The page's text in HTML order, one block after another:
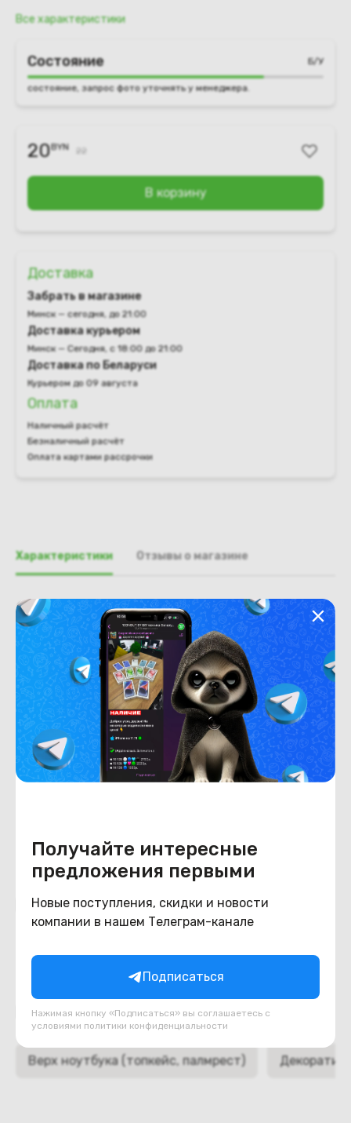
Получайте интересные
предложения первыми
Новые поступления, скидки и новости
компании в нашем Телеграм-канале
Подписаться
Нажимая кнопку «Подписаться» вы соглашаетесь с
условиями политики конфиденциальности
Все характеристики
Состояние Б/У
состояние, запрос фото уточнять у менеджера.
20BYN
В корзину
Доставка
Забрать в магазине
Минск — сегодня, до 21:00
Доставка курьером
Минск — Сегодня, с 18:00 до 21:00
Доставка по Беларуси
Курьером до 09 августа
Оплата
Наличный расчёт
Безналичный расчёт
Оплата картами рассрочки
Характеристики Отзывы о магазине
Общая информация
Производитель
eMachines
Тип товара
рамка крышки матрицы
Состояние
Недостатки
состояние, запрос фото
уточнять у менеджера.
Состояние
Внешний вид
состояние, запрос фото
Похожие товары
Подборки товаров в категории
Верх ноутбука (топкейс, палмрест)